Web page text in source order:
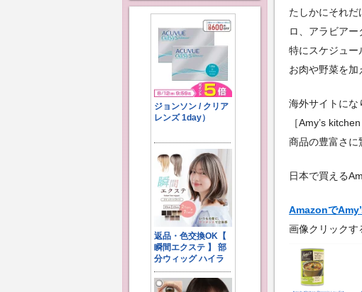
たしかにそれ
ロ、アラビアー
特にスケジュー
お肉や野菜を加
海外サイトにな
［Amy’s
商品の豊富さに
日本で買える
Amazonで
画像クリックす